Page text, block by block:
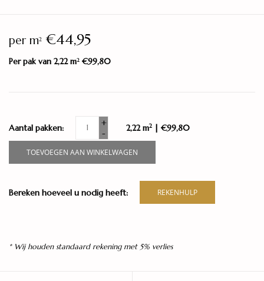
per m2 €44,95
Per pak van 2,22 m2 €99,80
Aantal pakken:
+
-
2,22 m2 | €99,80
TOEVOEGEN AAN WINKELWAGEN
Bereken hoeveel u nodig heeft: REKENHULP
* Wij houden standaard rekening met 5% verlies